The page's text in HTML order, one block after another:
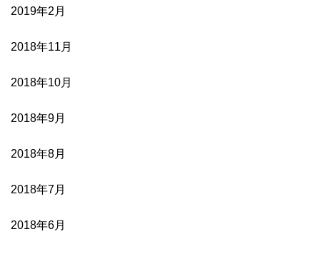
2019年2月
2018年11月
2018年10月
2018年9月
2018年8月
2018年7月
2018年6月